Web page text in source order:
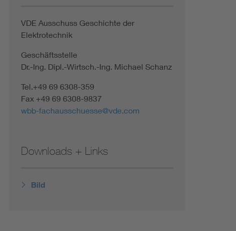
VDE Ausschuss Geschichte der
Elektrotechnik
Geschäftsstelle
Dr.-Ing. Dipl.-Wirtsch.-Ing. Michael Schanz
Tel.+49 69 6308-359
Fax +49 69 6308-9837
wbb-fachausschuesse@vde.com
Downloads + Links
Bild